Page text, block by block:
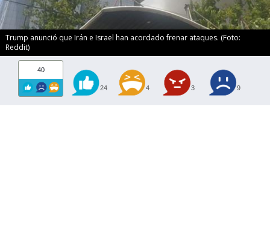
Trump anunció que Irán e Israel han acordado frenar ataques. (Foto:
Reddit)
40
24 4 3 9